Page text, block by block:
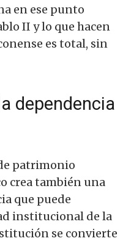
en ese punto
II y lo que hacen
es total, sin
dependencia
patrimonio
crea también una
que puede
institucional de la
se convierte